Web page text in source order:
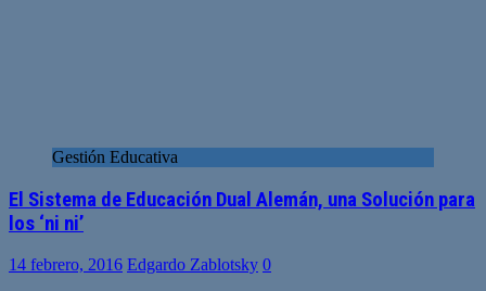
Gestión Educativa
El Sistema de Educación Dual Alemán, una Solución para
los ‘ni ni’
14 febrero, 2016 Edgardo Zablotsky 0